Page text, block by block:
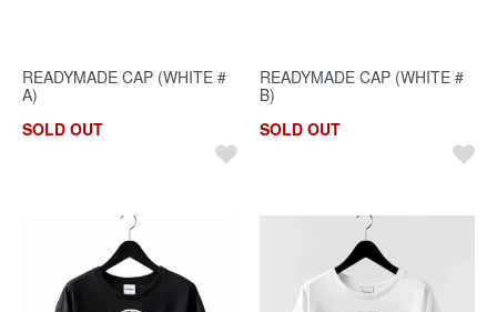
READYMADE CAP (WHITE #
A)
SOLD OUT
READYMADE CAP (WHITE #
B)
SOLD OUT